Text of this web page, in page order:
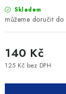
Skladem
140 Kč
125 Kč bez DPH